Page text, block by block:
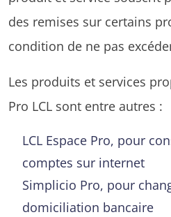
des remises sur certains
condition de ne pas
Les produits et services
Pro LCL sont entre autres :
LCL Espace Pro, pour
comptes sur internet
Simplicio Pro, pour
domiciliation bancaire